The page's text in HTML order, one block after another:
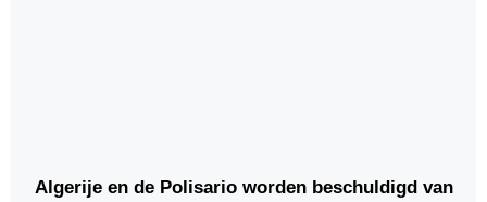
Algerije en de Polisario worden beschuldigd van